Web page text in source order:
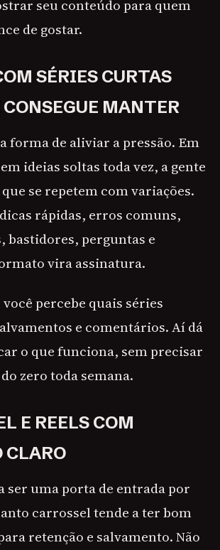
seu conteúdo para quem
de gostar.
SÉRIES CURTAS
CONSEGUE MANTER
forma de aliviar a pressão. Em
ideias soltas toda vez, a gente
se repetem com variações.
rápidas, erros comuns,
bastidores, perguntas e
vira assinatura.
percebe quais séries
e comentários. Aí dá
o que funciona, sem precisar
zero toda semana.
E REELS COM
CLARO
ser uma porta de entrada por
carrossel tende a ter bom
retenção e salvamento. Não